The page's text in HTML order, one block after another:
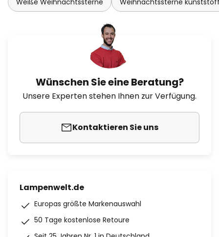
Weiße Weihnachtssterne Weihnachtssterne
Wünschen Sie eine Beratung?
Unsere Experten stehen Ihnen zur Verfügung.
Kontaktieren Sie uns
Lampenwelt.de
Europas größte Markenauswahl
50 Tage kostenlose Retoure